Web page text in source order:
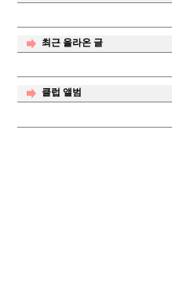
최근 올라온 글
클럽 앨범